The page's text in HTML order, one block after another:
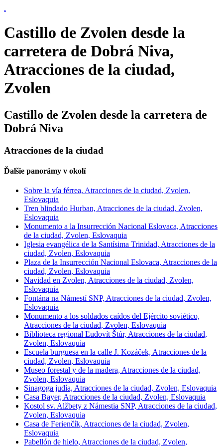
.
Castillo de Zvolen desde la
carretera de Dobrá Niva,
Atracciones de la ciudad,
Zvolen
Castillo de Zvolen desde la carretera de
Dobrá Niva
Atracciones de la ciudad
Ďalšie panorámy v okolí
Sobre la vía férrea, Atracciones de la ciudad, Zvolen,
Eslovaquia
Tren blindado Hurban, Atracciones de la ciudad, Zvolen,
Eslovaquia
Monumento a la Insurrección Nacional Eslovaca, Atracciones
de la ciudad, Zvolen, Eslovaquia
Iglesia evangélica de la Santísima Trinidad, Atracciones de la
ciudad, Zvolen, Eslovaquia
Plaza de la Insurrección Nacional Eslovaca, Atracciones de la
ciudad, Zvolen, Eslovaquia
Navidad en Zvolen, Atracciones de la ciudad, Zvolen,
Eslovaquia
Fontána na Námestí SNP, Atracciones de la ciudad, Zvolen,
Eslovaquia
Monumento a los soldados caídos del Ejército soviético,
Atracciones de la ciudad, Zvolen, Eslovaquia
Biblioteca regional Ľudovít Štúr, Atracciones de la ciudad,
Zvolen, Eslovaquia
Escuela burguesa en la calle J. Kozáček, Atracciones de la
ciudad, Zvolen, Eslovaquia
Museo forestal y de la madera, Atracciones de la ciudad,
Zvolen, Eslovaquia
Sinagoga judía, Atracciones de la ciudad, Zvolen, Eslovaquia
Casa Bayer, Atracciones de la ciudad, Zvolen, Eslovaquia
Kostol sv. Alžbety z Námestia SNP, Atracciones de la ciudad,
Zvolen, Eslovaquia
Casa de Ferienčík, Atracciones de la ciudad, Zvolen,
Eslovaquia
Pabellón de hielo, Atracciones de la ciudad, Zvolen,